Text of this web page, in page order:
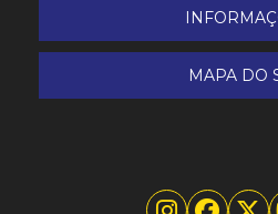
MAPA DO